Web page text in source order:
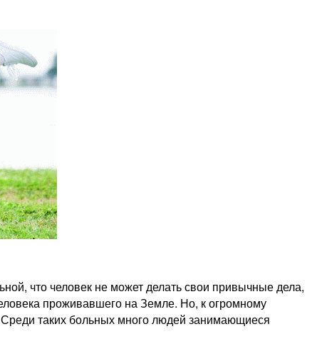
что человек не может делать свои привычные дела,
проживавшего на Земле. Но, к огромному
таких больных много людей занимающиеся